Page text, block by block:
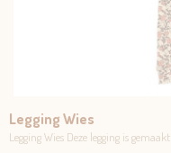
Legging Wies
Legging Wies Deze legging is